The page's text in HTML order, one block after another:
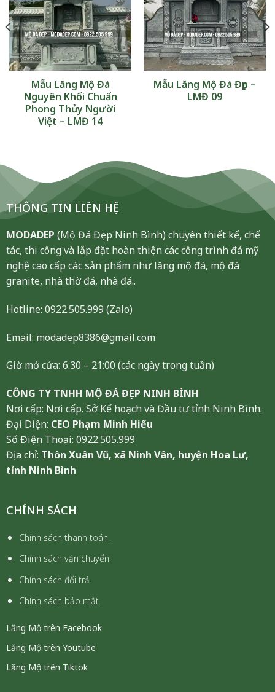
Mẫu Lăng Mộ Đá
Nguyên Khối Chuẩn
Phong Thủy Người
Việt – LMĐ 14
Mẫu Lăng Mộ Đá Đẹp –
LMĐ 09
THÔNG TIN LIÊN HỆ
MODADEP (Mộ Đá Đẹp Ninh Bình) chuyên thiết kế, chế
tác, thi công và lắp đặt hoàn thiện các công trình đá mỹ
nghệ cao cấp các sản phẩm như lăng mộ đá, mộ đá
granite, nhà thờ đá, nhà đá..
Hotline: 0922.505.999 (Zalo)
Email: modadep8386@gmail.com
Giờ mở cửa: 6:30 – 21:00 (các ngày trong tuần)
CÔNG TY TNHH MỘ ĐÁ ĐẸP NINH BÌNH
Nơi cấp: Nơi cấp. Sở Kế hoạch và Đầu tư tỉnh Ninh Bình.
Đại Diện: CEO Phạm Minh Hiếu
Số Điện Thoại: 0922.505.999
Địa chỉ: Thôn Xuân Vũ, xã Ninh Vân, huyện Hoa Lư,
tỉnh Ninh Bình
CHÍNH SÁCH
Chính sách thanh toán.
Chính sách vận chuyển.
Chính sách đổi trả.
Chính sách bảo mật.
Lăng Mộ trên Facebook
Lăng Mộ trên Youtube
Lăng Mộ trên Tiktok